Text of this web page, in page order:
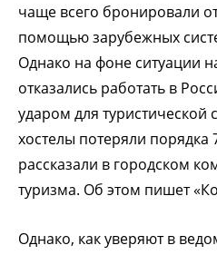
чаще всего бронировали
помощью зарубежных
Однако на фоне ситуации
отказались работать в
ударом для
хостелы потеряли порядка
рассказали в городском
туризма. Об этом пишет
Однако, как уверяют в